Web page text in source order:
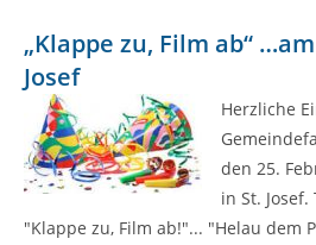
„Klappe zu, Film ab“
Josef
Herzliche
den 25.
in St.
"Klappe zu, Film ab!"... "Helau dem